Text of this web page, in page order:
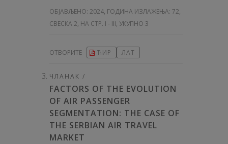
ОБЈАВЉЕНО: 2024, ГОДИНА ИЗЛАЖЕЊА: 72,
СВЕСКА 2, НА СТР. I - III, УКУПНО 3
ОТВОРИТЕ ЋИР ЛАТ
ЧЛАНАК /
FACTORS OF THE EVOLUTION
OF AIR PASSENGER
SEGMENTATION: THE CASE OF
THE SERBIAN AIR TRAVEL
MARKET